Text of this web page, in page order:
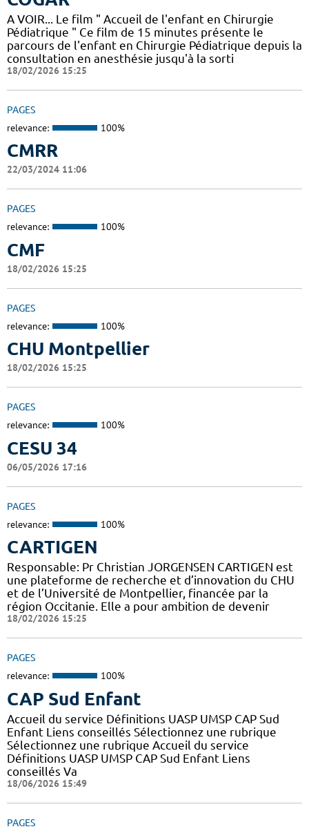
A VOIR... Le film " Accueil de l'enfant en Chirurgie
Pédiatrique " Ce film de 15 minutes présente le
parcours de l'enfant en Chirurgie Pédiatrique depuis la
consultation en anesthésie jusqu'à la sorti
18/02/2026 15:25
PAGES
relevance: 100%
CMRR
22/03/2024 11:06
PAGES
relevance: 100%
CMF
18/02/2026 15:25
PAGES
relevance: 100%
CHU Montpellier
18/02/2026 15:25
PAGES
relevance: 100%
CESU 34
06/05/2026 17:16
PAGES
relevance: 100%
CARTIGEN
Responsable: Pr Christian JORGENSEN CARTIGEN est
une plateforme de recherche et d’innovation du CHU
et de l’Université de Montpellier, financée par la
région Occitanie. Elle a pour ambition de devenir
18/02/2026 15:25
PAGES
relevance: 100%
CAP Sud Enfant
Accueil du service Définitions UASP UMSP CAP Sud
Enfant Liens conseillés Sélectionnez une rubrique
Sélectionnez une rubrique Accueil du service
Définitions UASP UMSP CAP Sud Enfant Liens
conseillés Va
18/06/2026 15:49
PAGES